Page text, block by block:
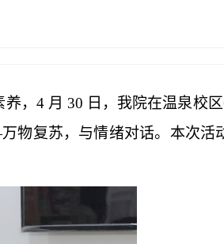
，4 月 30 日，我院在温泉校
物复苏，与情绪对话。本次活